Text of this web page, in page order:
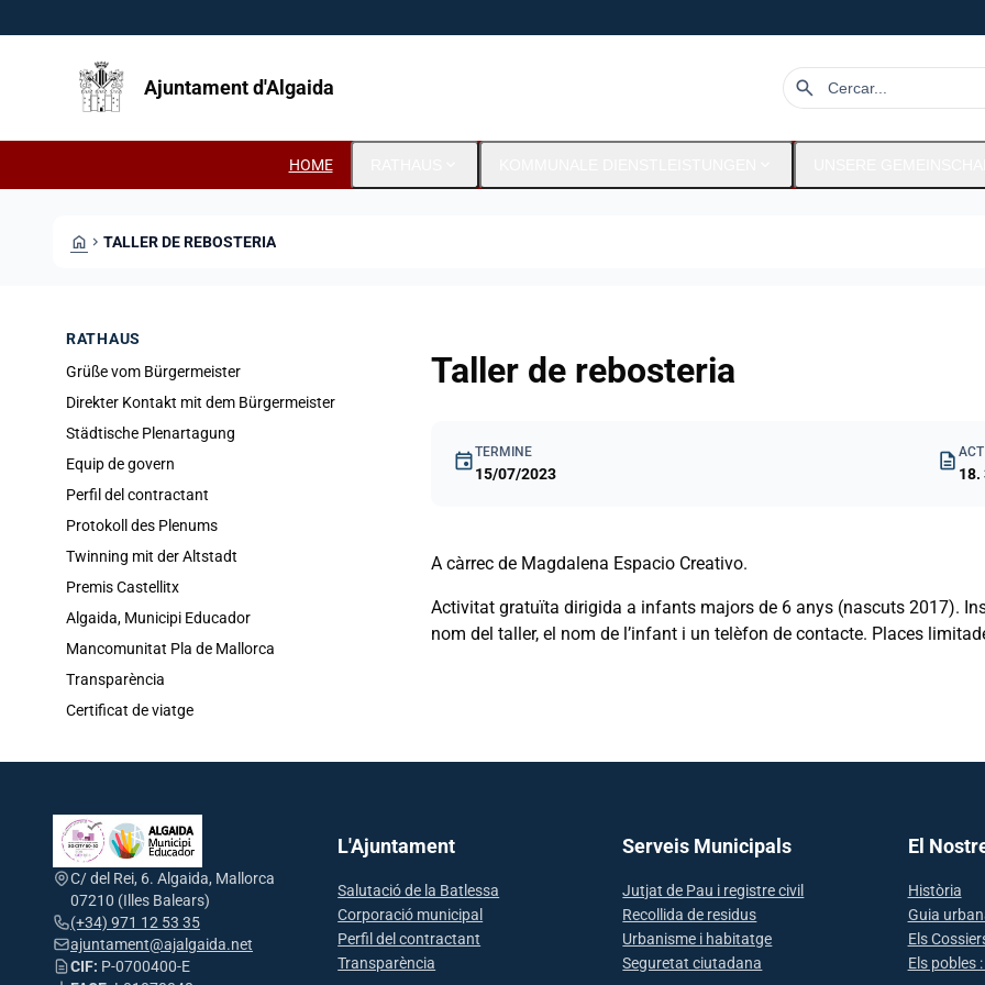
Ajuntament d'Algaida search
HOME
HOME CHEVRON_RIGHT TALLER DE REBOSTERIA
RATHAUS
Grüße vom Bürgermeister
Direkter Kontakt mit dem Bürgermeister
Städtische Plenartagung
Equip de govern
Perfil del contractant
Protokoll des Plenums
Twinning mit der Altstadt
Premis Castellitx
Algaida, Municipi Educador
Mancomunitat Pla de Mallorca
Transparència
Certificat de viatge
Taller de rebosteria
eventTERMINE
15/07/2023 description 18.
A càrrec de Magdalena Espacio Creativo.
Activitat gratuïta dirigida a infants majors de 6 anys (nascuts 2017).
nom del taller, el nom de l’infant i un telèfon de contacte. Places
C/ del Rei, 6. Algaida, Mallorca
07210 (Illes Balears)
(+34) 971 12 53 35
ajuntament@ajalgaida.net
CIF: P-0700400-E
L'Ajuntament
Salutació de la Batlessa
Corporació municipal
Perfil del contractant
Transparència
Serveis Municipals
Jutjat de Pau i registre civil
Recollida de residus
Urbanisme i habitatge
Seguretat ciutadana
El
Història
Guia
Els
Els pobles